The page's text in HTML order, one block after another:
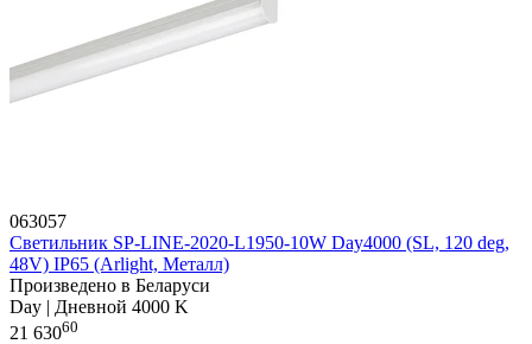
063057
Светильник SP-LINE-2020-L1950-10W Day4000 (SL, 120 deg,
48V) IP65 (Arlight, Металл)
Произведено в Беларуси
Day | Дневной 4000 K
21 63060